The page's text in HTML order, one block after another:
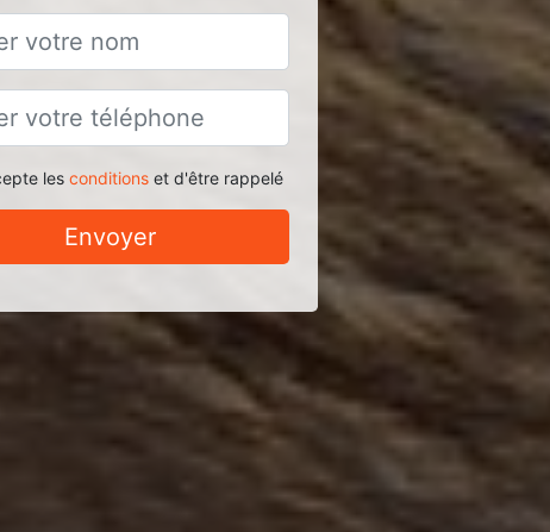
les conditionset d'être rappelé
Envoyer